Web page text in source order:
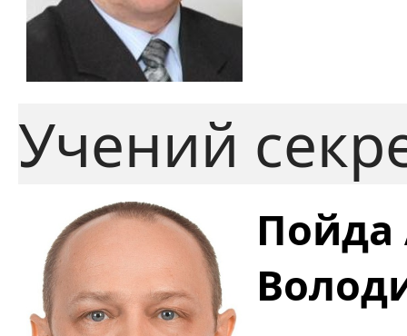
Учений
Пойда